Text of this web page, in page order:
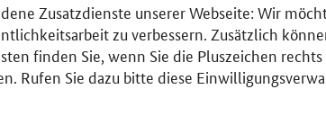
Zusatzdienste unserer Webseite: Wir
zu verbessern. Zusätzlich
finden Sie, wenn Sie die Pluszeichen
Sie dazu bitte diese